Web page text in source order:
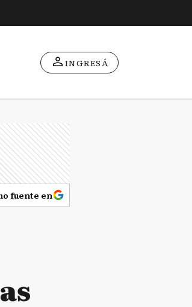
INGRESÁ
fuente en